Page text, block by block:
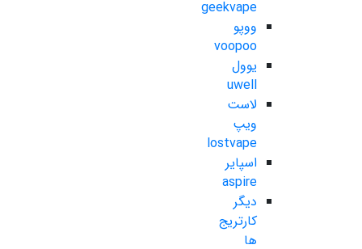
geekvape
ووپو
voopoo
یوول
uwell
لاست
ویپ
lostvape
اسپایر
aspire
دیگر
کارتریج
ها